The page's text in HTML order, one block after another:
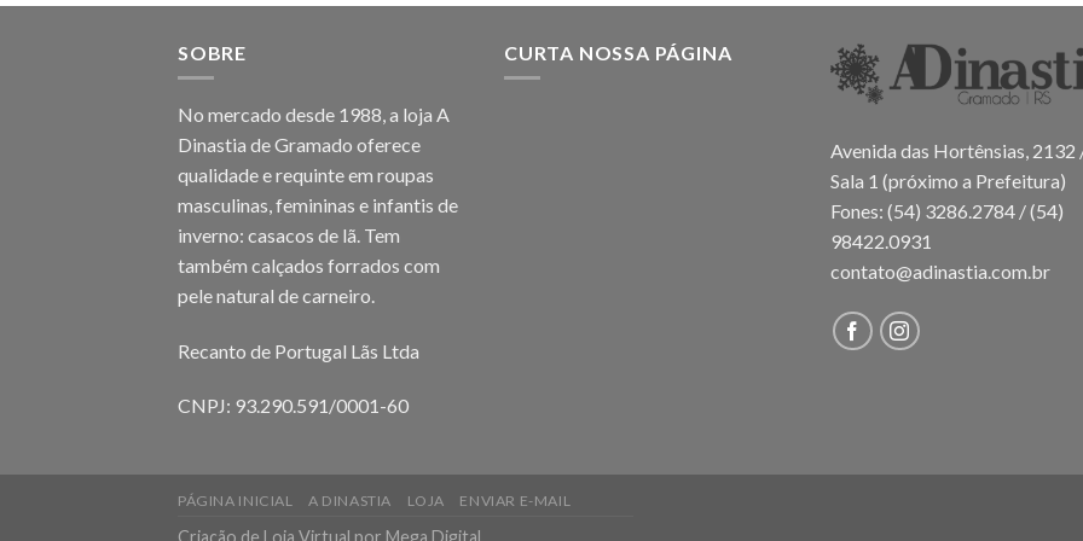
SOBRE
No mercado desde 1988, a loja A
Dinastia de Gramado oferece
qualidade e requinte em roupas
masculinas, femininas e infantis de
inverno: casacos de lã. Tem
também calçados forrados com
pele natural de carneiro.
Recanto de Portugal Lãs Ltda
CNPJ: 93.290.591/0001-60
CURTA NOSSA PÁGINA
Avenida das Hortênsias, 2132
Sala 1 (próximo a Prefeitura)
Fones: (54) 3286.2784 / (54)
98422.0931
contato@adinastia.com.br
PÁGINA INICIAL A DINASTIA LOJA ENVIAR E-MAIL